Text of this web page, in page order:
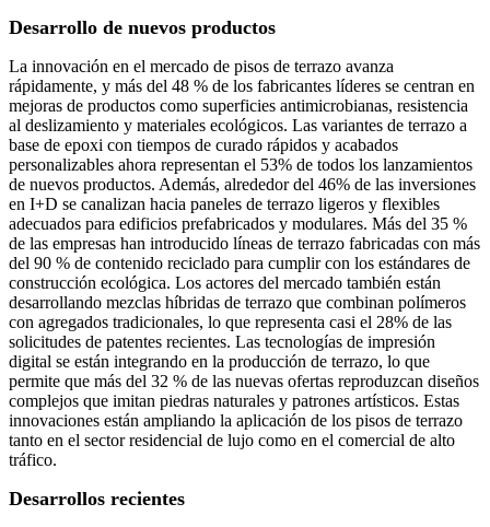
Desarrollo de nuevos productos
La innovación en el mercado de pisos de terrazo avanza
rápidamente, y más del 48 % de los fabricantes líderes se centran en
mejoras de productos como superficies antimicrobianas, resistencia
al deslizamiento y materiales ecológicos. Las variantes de terrazo a
base de epoxi con tiempos de curado rápidos y acabados
personalizables ahora representan el 53% de todos los lanzamientos
de nuevos productos. Además, alrededor del 46% de las inversiones
en I+D se canalizan hacia paneles de terrazo ligeros y flexibles
adecuados para edificios prefabricados y modulares. Más del 35 %
de las empresas han introducido líneas de terrazo fabricadas con más
del 90 % de contenido reciclado para cumplir con los estándares de
construcción ecológica. Los actores del mercado también están
desarrollando mezclas híbridas de terrazo que combinan polímeros
con agregados tradicionales, lo que representa casi el 28% de las
solicitudes de patentes recientes. Las tecnologías de impresión
digital se están integrando en la producción de terrazo, lo que
permite que más del 32 % de las nuevas ofertas reproduzcan diseños
complejos que imitan piedras naturales y patrones artísticos. Estas
innovaciones están ampliando la aplicación de los pisos de terrazo
tanto en el sector residencial de lujo como en el comercial de alto
tráfico.
Desarrollos recientes